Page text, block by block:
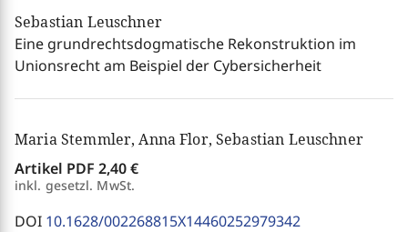
Sebastian Leuschner
Eine grundrechtsdogmatische Rekonstruktion im
Unionsrecht am Beispiel der Cybersicherheit
Maria Stemmler, Anna Flor, Sebastian Leuschner
Artikel PDF 2,40 €
inkl. gesetzl. MwSt.
DOI 10.1628/002268815X14460252979342